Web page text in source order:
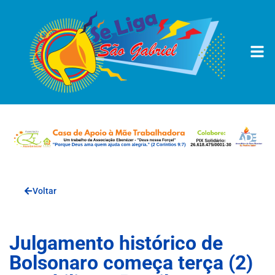
Voltar
Julgamento histórico de
Bolsonaro começa terça (2)